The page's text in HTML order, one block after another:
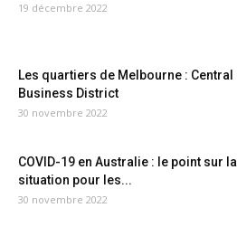
19 décembre 2022
Les quartiers de Melbourne : Central
Business District
30 novembre 2022
COVID-19 en Australie : le point sur la
situation pour les...
30 novembre 2022